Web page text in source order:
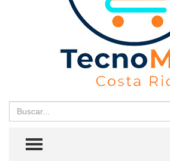
TOGGLE MENU